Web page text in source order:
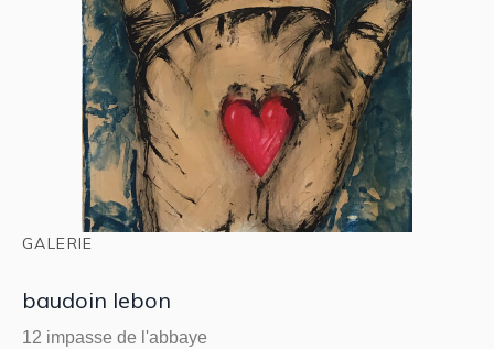
GALERIE
baudoin lebon
12 impasse de l'abbaye